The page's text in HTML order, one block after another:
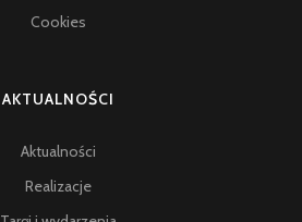
Cookies
AKTUALNOŚCI
Aktualności
Realizacje